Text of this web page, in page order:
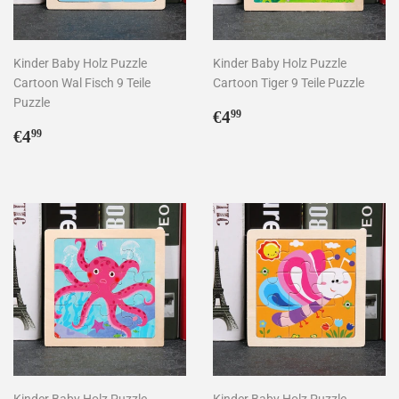
Kinder Baby Holz Puzzle
Cartoon Wal Fisch 9 Teile
Puzzle
Normaler
€499
Kinder Baby Holz Puzzle
Cartoon Tiger 9 Teile Puzzle
Normaler
€499